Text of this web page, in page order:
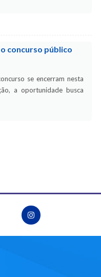
concurso público
se encerram nesta
a oportunidade busca